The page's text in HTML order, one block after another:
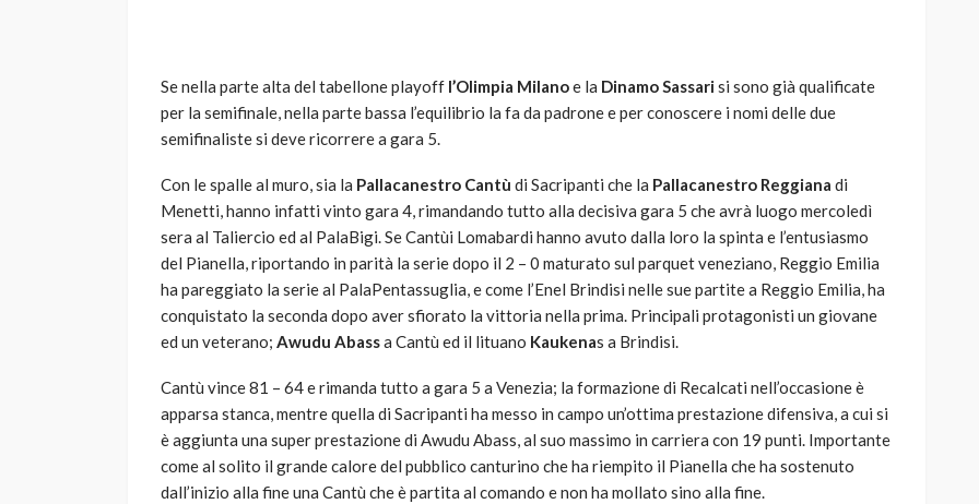
Se nella parte alta del tabellone playoff l’Olimpia Milanoe la Dinamo Sassarisi sono già qualificate
per la semifinale, nella parte bassa l’equilibrio la fa da padrone e per conoscere i nomi delle due
semifinaliste si deve ricorrere a gara 5.
Con le spalle al muro, sia la Pallacanestro Cantù di Sacripanti che la Pallacanestro Reggiana di
Menetti, hanno infatti vinto gara 4, rimandando tutto alla decisiva gara 5 che avrà luogo mercoledì
sera al Taliercio ed al PalaBigi. Se Cantùi Lomabardi hanno avuto dalla loro la spinta e l’entusiasmo
del Pianella, riportando in parità la serie dopo il 2 – 0 maturato sul parquet veneziano, Reggio Emilia
ha pareggiato la serie al PalaPentassuglia, e come l’Enel Brindisi nelle sue partite a Reggio Emilia, ha
conquistato la seconda dopo aver sfiorato la vittoria nella prima. Principali protagonisti un giovane
ed un veterano; Awudu Abassa Cantù ed il lituano Kaukenas a Brindisi.
Cantù vince 81 – 64 e rimanda tutto a gara 5 a Venezia; la formazione di Recalcati nell’occasione è
apparsa stanca, mentre quella di Sacripanti ha messo in campo un’ottima prestazione difensiva, a cui si
è aggiunta una super prestazione di Awudu Abass, al suo massimo in carriera con 19 punti. Importante
come al solito il grande calore del pubblico canturino che ha riempito il Pianella che ha sostenuto
dall’inizio alla fine una Cantù che è partita al comando e non ha mollato sino alla fine.
VARIE
Robot tagliaerba: quale
god 786
Davis: tennis mondiale e
passione per